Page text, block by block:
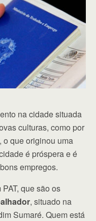
na cidade situada
culturas, como por
o que originou uma
é próspera e é
empregos.
que são os
, situado na
Sumaré. Quem está